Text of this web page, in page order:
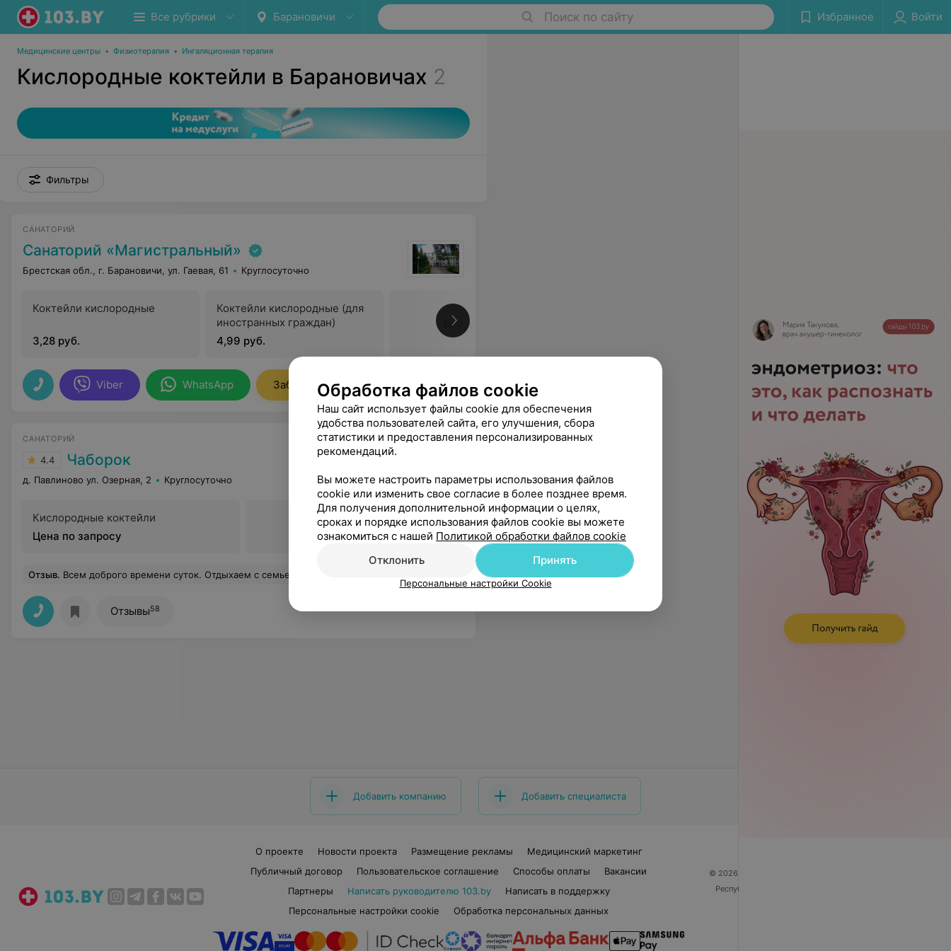
Все рубрики Барановичи Поиск по сайту Избранное Войти
Медицинские центры • Физиотерапия • Ингаляционная терапия
Кислородные коктейли в Барановичах 2
Фильтры
САНАТОРИЙ
Санаторий «Магистральный»
Брестская обл., г. Барановичи, ул. Гаевая, 61 Круглосуточно
Коктейли кислородные
3,28 руб.
Коктейли кислородные (для
иностранных граждан)
4,99 руб.
Все цены
Viber WhatsApp Забронировать
САНАТОРИЙ
4.4 Чаборок
д. Павлиново ул. Озерная, 2 Круглосуточно
Кислородные коктейли
Цена по запросу
Все цены
Отзыв. Всем доброго времени суток. Отдыхаем с семьей второй год подряд в санатории Чаборок. Встречаем Новый год, проводим зимние каникулы. Хочу поделится впечатлениями от отдыха, ставшего для нас традиционным. Лечение очень разнообразное, на любую проблему и запрос. Процедуры не всегда успевали проходить, так как выезжали в город. Персонал в лечебном корпусе отзывчивый. Особенно понравились процедуры от Ольги косметолога. Результат был, как говориться, на лицо :). Контрастные ванны редкость, но тут они были и входили в стоимость путевки. Питание хорошие. Блюда национальной Белорусской кухни очень вкусные. Новогодний вечер был с интересной программой. Все веселились, танцевали. В лечебном корпусе есть детская комната, где можно оставлять свое чадо и заниматься здоровьем. Номера убирали каждый день, молодцы! Пару раз видели малюсенькую карманную собачку в соседнем корпусе, которая никого не напрягала. Если ехать с хорошим настроем, то это вообще никак не испортит отдых. Спасибо персоналу!
Отзывы58
Добавить компанию Добавить специалиста
О проекте Новости проекта Размещение рекламы
Медицинский маркетинг
Публичный договор
Пользовательское соглашение Способы оплаты
Вакансии
Партнеры
Написать руководителю 103.by
Написать в поддержку
Персональные настройки cookie
Обработка персональных данных
© 2026 ООО «Артокс Лаб», УНП 191700409
Республика Беларусь, г. Минск, улица Толбухина, 2,
Обработка файлов cookie
Наш сайт использует файлы cookie для обеспечения
удобства пользователей сайта, его улучшения, сбора
статистики и предоставления персонализированных
рекомендаций.
Вы можете настроить параметры использования файлов
cookie или изменить свое согласие в более позднее время.
Для получения дополнительной информации о целях,
сроках и порядке использования файлов cookie вы можете
ознакомиться с нашей Политикой обработки файлов cookie
Отклонить
Принять
Персональные настройки Cookie